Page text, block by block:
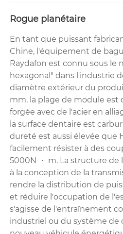
Rogue planétaire
En tant que puissant
Chine, l'équipement de
Raydafon est connu sous le
hexagonal" dans l'industrie
diamètre extérieur du
mm, la plage de module est
forgée avec de l'acier en
la surface dentaire est
dureté est aussi élevée que
facilement résister à des
5000N ・ m. La structure de
à la conception de la
rendre la distribution de
et réduire l'occupation de
s'agisse de l'entraînement
industriel ou du système de